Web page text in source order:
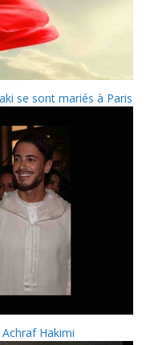
se sont mariés à Paris
Hakimi